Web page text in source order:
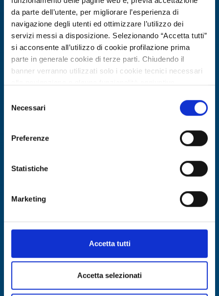
da parte dell’utente, per migliorare l’esperienza di
navigazione degli utenti ed ottimizzare l’utilizzo dei
servizi messi a disposizione. Selezionando “Accetta tutti”
si acconsente all’utilizzo di cookie profilazione prima
parte in generale cookie di terze parti. Chiudendo il
banner verranno utilizzati solo i cookie tecnici necessari
Per conoscere i dettagli, consulta la nostra cookie policy.
https://www.openinnovation.regione.lombardia.it/it/co
https://www.openinnovation.regione.lombardia.it/it/pr
delNecessari
Preferenze
Statistiche
Marketing
Accetta tutti
Accetta selezionati
Technology offer
validazione digitale e cybersecurity
ID: TOES20260326020
DISCOVER MORE →